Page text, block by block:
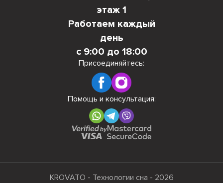
этаж 1
Работаем каждый
день
с 9:00 до 18:00
Присоединяйтесь:
Помощь и консультация:
KROVATO - Технологии сна - 2026